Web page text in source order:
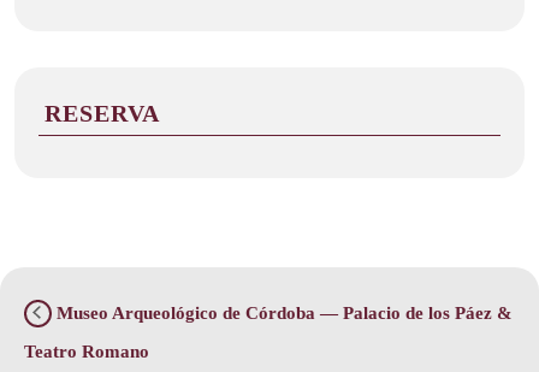
RESERVA
Museo Arqueológico de Córdoba — Palacio de los Páez &
Teatro Romano